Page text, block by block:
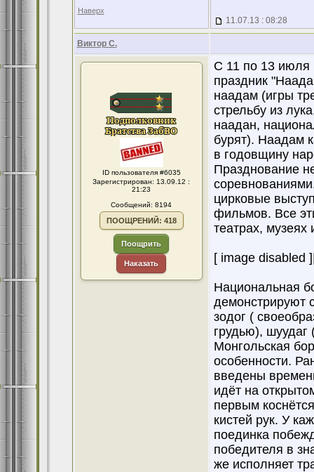
Наверх
11.07.13 : 08:28
Виктор С.
ID пользователя #6035
Зарегистрирован: 13.09.12 :
21:23
Сообщений: 8194
ПООЩРЕНИЙ: 418
Поощрить
Наказать
С 11 по 13 июля
праздник
наадам (игры
стрельбу из
наадан,
бурят). Наадам
в годовщину
Празднование
цирковые
фильмов. Все
театрах,
[ image disabled ]
Национальная
демонстрируют
зодог (
грудью), шуудаг
Монгольская
особенности.
введены
идёт на
первым
кистей рук. У
поединка
победителя в
же исполняет